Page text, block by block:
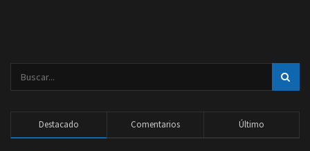
Destacado Comentarios Último